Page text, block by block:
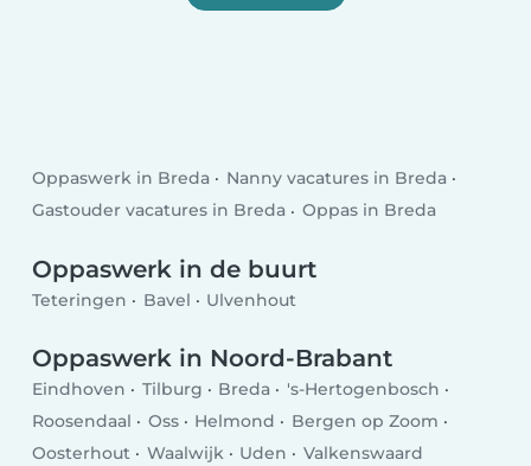
Oppaswerk in Breda
Nanny vacatures in Breda
Gastouder vacatures in Breda
Oppas in Breda
Oppaswerk in de buurt
Teteringen Bavel Ulvenhout
Oppaswerk in Noord-Brabant
Eindhoven Tilburg Breda
's-Hertogenbosch
Roosendaal
Oss Helmond
Bergen op Zoom
Oosterhout
Waalwijk Uden Valkenswaard